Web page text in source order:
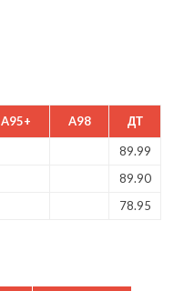
A95+ A98 ДТ
89.99
89.90
78.95